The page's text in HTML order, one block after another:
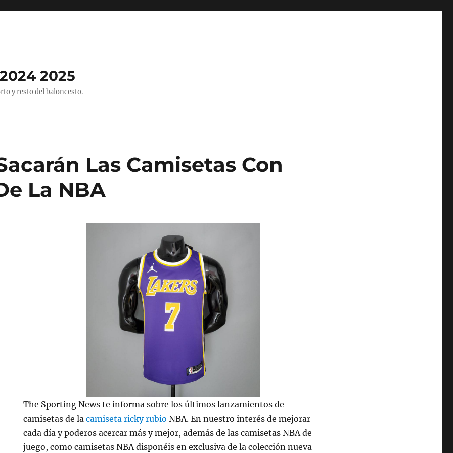
2025
y resto del baloncesto.
Las Camisetas Con
La NBA
The Sporting News te informa sobre los últimos lanzamientos de
camisetas de lacamiseta ricky rubio NBA. En nuestro interés de mejorar
cada día y poderos acercar más y mejor, además de las camisetas NBA de
juego, como camisetas NBA disponéis en exclusiva de la colección nueva